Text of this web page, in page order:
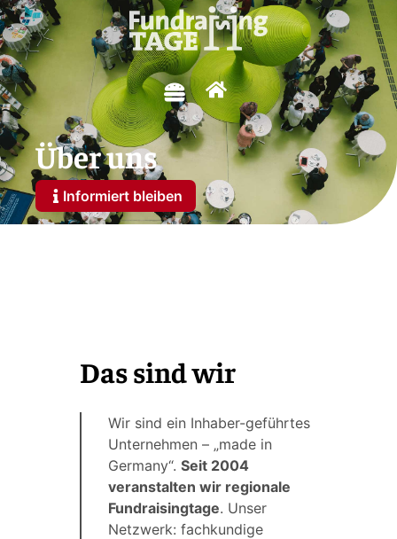
Über uns
Informiert bleiben
Das sind wir
Wir sind ein Inhaber-geführtes
Unternehmen – „made in
Germany“. Seit 2004
veranstalten wir regionale
Fundraisingtage. Unser
Netzwerk: fachkundige